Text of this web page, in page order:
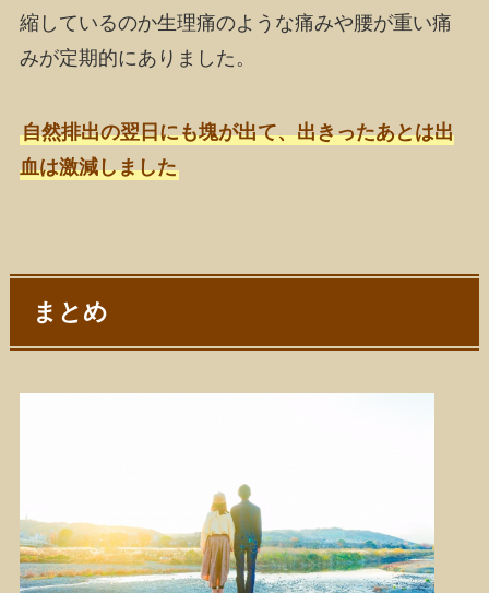
縮しているのか生理痛のような痛みや腰が重い痛
みが定期的にありました。
自然排出の翌日にも塊が出て、出きったあとは出
血は激減しました
まとめ